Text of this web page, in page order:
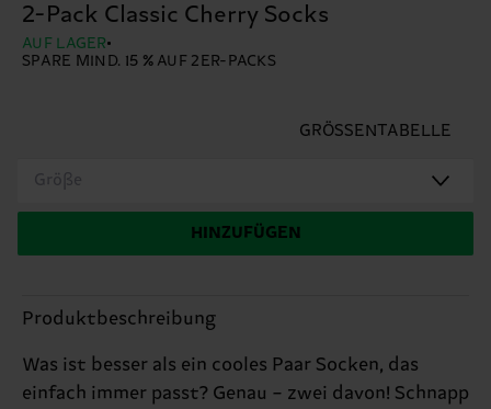
2-Pack Classic Cherry Socks
AUF LAGER
SPARE MIND. 15 % AUF 2ER-PACKS
GRÖSSENTABELLE
Größe
HINZUFÜGEN
Produktbeschreibung
Was ist besser als ein cooles Paar Socken, das
einfach immer passt? Genau – zwei davon! Schnapp